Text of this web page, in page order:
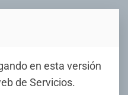
Medios
en esta versión
de Servicios.
se
las